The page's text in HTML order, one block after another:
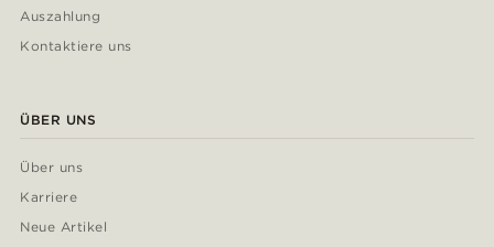
Auszahlung
Kontaktiere uns
ÜBER UNS
Über uns
Karriere
Neue Artikel